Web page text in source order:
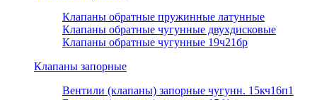
Клапаны обратные пружинные латунные
Клапаны обратные чугунные двухдисковые
Клапаны обратные чугунные 19ч21бр
Клапаны запорные
Вентили (клапаны) запорные чугунн. 15кч16п1